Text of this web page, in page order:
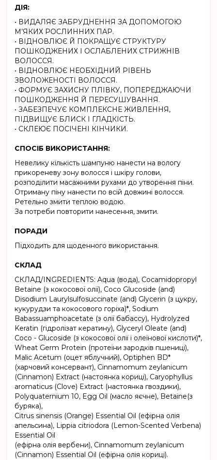
ДІЯ:
• ВИДАЛЯЄ ЗАБРУДНЕННЯ ЗА ДОПОМОГОЮ
М’ЯКИХ РОСЛИННИХ ПАР.
• ВІДНОВЛЮЄ Й ПОКРАЩУЄ СТРУКТУРУ
ПОШКОДЖЕНИХ І ОСЛАБЛЕНИХ СТРИЖНІВ
ВОЛОССЯ.
• ВІДНОВЛЮЄ НЕОБХІДНИЙ РІВЕНЬ
ЗВОЛОЖЕНОСТІ ВОЛОССЯ.
• ФОРМУЄ ЗАХИСНУ ПЛІВКУ, ПОПЕРЕДЖАЮЧИ
ПОШКОДЖЕННЯ Й ПЕРЕСУШУВАННЯ.
• ЗАБЕЗПЕЧУЄ КОМПЛЕКСНЕ ЖИВЛЕННЯ,
ПІДВИЩУЄ БЛИСК І ГЛАДКІСТЬ.
• СКЛЕЮЄ ПОСІЧЕНІ КІНЧИКИ.
СПОСІБ ВИКОРИСТАННЯ:
Невелику кількість шампуню нанести на вологу
прикореневу зону волосся і шкіру голови,
розподілити масажними рухами до утворення піни.
Отриману піну нанести по всій довжині волосся.
Ретельно змити теплою водою.
За потреби повторити нанесення, змити.
ПОРАДИ
Підходить для щоденного використання.
СКЛАД
СКЛАД/INGREDIENTS: Aqua (вода), Cocamidopropyl
Betaine (з кокосової олiї), Coco Glucoside (and)
Disodium Laurylsulfosuccinate (and) Glycerin (з цукру,
кукурудзи та кокосового горіха)*, Sodium
Babassuamphoacetate (з олiї бабасcу), Hydrolyzed
Keratin (гiдролiзат кератину), Glyceryl Oleate (and)
Coco - Glucoside (з кокосової олiї i олеїнової кислоти)*,
Wheat Germ Protein (протеїни зародкiв пшеницi),
Malic Acetum (оцет яблучний), Optiphen BD*
(харчовий консервант), Cinnamomum zeylanicum
(Cinnamon) Extract (настоянка кориці), Caryophyllus
aromaticus (Clove) Extract (настоянка гвоздики),
Polyquaternium 10, Egg Oil (масло яєчне), Betaine(з
буряка),
Citrus sinensis (Orange) Essential Oil (ефiрна олiя
апельсина), Lippia citriodora (Lemon-Scented Verbena)
Essential Oil
(ефiрна олiя вербени), Cinnamomum zeylanicum
(Cinnamon) Essential Oil (ефiрна олiя корицi).